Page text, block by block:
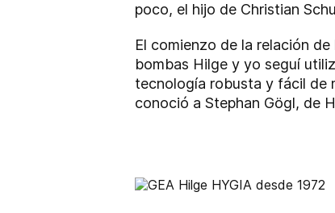
poco, el hijo de Christian
El comienzo de la relación
bombas Hilge y yo seguí
tecnología robusta y fácil de
conoció a Stephan Gögl, de